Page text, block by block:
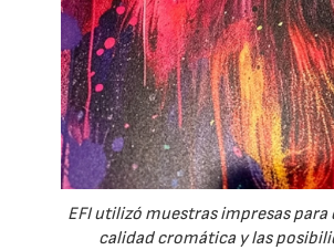
EFI utilizó muestras impresas
calidad cromática y las